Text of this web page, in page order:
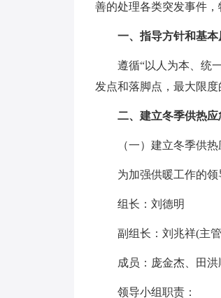
善的处理各类突发事件，
一、指导方针和基本
遵循“以人为本、统一
发点和落脚点，最大限度
二、建立冬季供热应
（一）建立冬季供热
为加强供暖工作的领
组长：刘德明
副组长：刘兆祥(主管
成员：庞金杰、田洪
领导小组职责：